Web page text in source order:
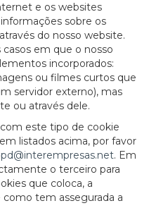
e os websites
sobre os
do nosso website.
casos em que o nosso
incorporados:
ou filmes curtos que
servidor externo), mas
ou através dele.
este tipo de cookie
listados acima, por favor
. Em
o terceiro para
que coloca, a
como tem assegurada a